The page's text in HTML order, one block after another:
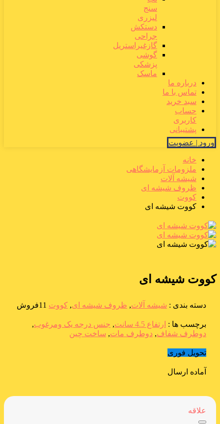
سنج
لیزری
دستکش
جراحی
گازغیراستریل
گوشی
پزشکی
ماسک
درباره ما
تماس با ما
سبد خرید
حساب
کاربری
پشتیبانی
ورود | عضویت
خانه
ملزومات آزمایشگاهی
شیشه آلات
ظروف شیشه ای
کووت
کووت شیشه ای
کووت شیشه ای
دسته بندی : شیشه آلات, ظروف شیشه ای, کووت 11فروش
برچسب ها : ارتفاع 4.5 سانت , جنس درجه یک ومرغوب,
دوطرف شفاف, دوطرف مات, ساخت چین
تحویل فوری
آماده ارسال
علاقه